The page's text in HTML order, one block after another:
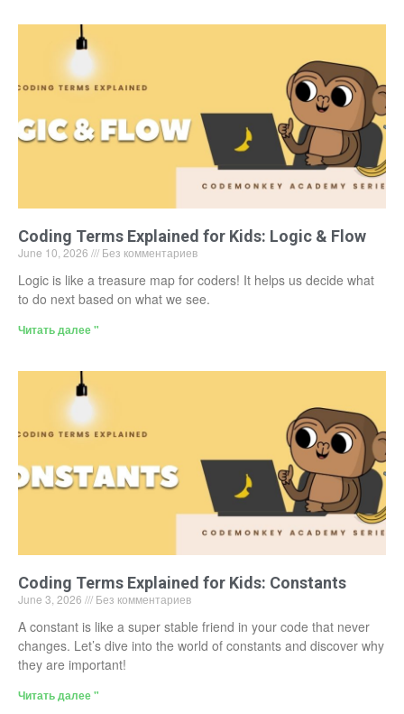
Coding Terms Explained for Kids: Logic & Flow
June 10, 2026 Без комментариев
Logic is like a treasure map for coders! It helps us decide what
to do next based on what we see.
Читать далее "
Coding Terms Explained for Kids: Constants
June 3, 2026 Без комментариев
A constant is like a super stable friend in your code that never
changes. Let’s dive into the world of constants and discover why
they are important!
Читать далее "